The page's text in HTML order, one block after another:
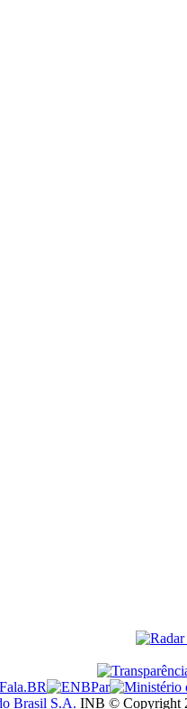
Brasil S.A. INB © Copyright